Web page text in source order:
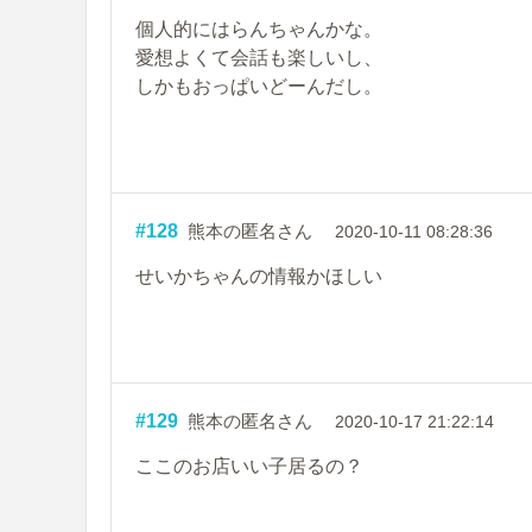
個人的にはらんちゃんかな。
愛想よくて会話も楽しいし、
しかもおっぱいどーんだし。
#128 熊本の匿名さん 2020-10-11 08:28:36
せいかちゃんの情報かほしい
#129 熊本の匿名さん 2020-10-17 21:22:14
ここのお店いい子居るの？